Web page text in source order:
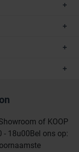
of KOOP
- 18u00Bel ons op: